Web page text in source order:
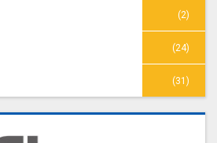
(2)
(24)
(31)